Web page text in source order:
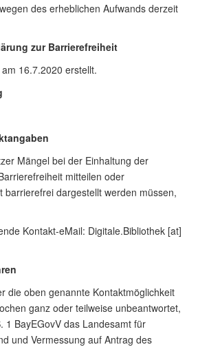
des erheblichen Aufwands derzeit
zur Barrierefreiheit
16.7.2020 erstellt.
Mängel bei der Einhaltung der
mitteilen oder
barrierefrei dargestellt werden müssen,
Kontakt-eMail: Digitale.Bibliothek [at]
die oben genannte Kontaktmöglichkeit
ganz oder teilweise unbeantwortet,
1 BayEGovV das Landesamt für
und Vermessung auf Antrag des